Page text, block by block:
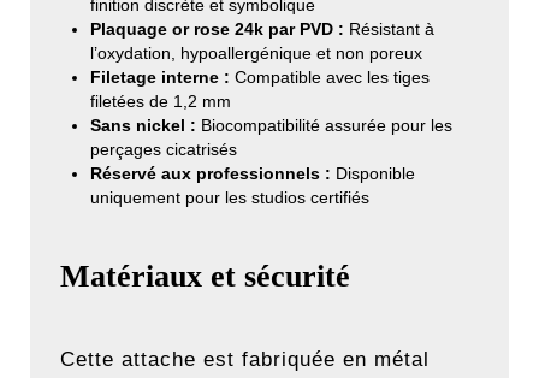
finition discrète et symbolique
Plaquage or rose 24k par PVD : Résistant à
l’oxydation, hypoallergénique et non poreux
Filetage interne : Compatible avec les tiges
filetées de 1,2 mm
Sans nickel : Biocompatibilité assurée pour les
perçages cicatrisés
Réservé aux professionnels : Disponible
uniquement pour les studios certifiés
Matériaux et sécurité
Cette attache est fabriquée en métal